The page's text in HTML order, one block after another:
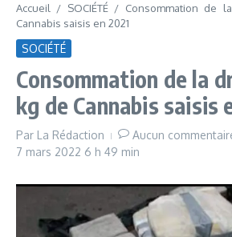
Accueil / SOCIÉTÉ/ Consommation de
Cannabis saisis en 2021
SOCIÉTÉ
Consommation de la
kg de Cannabis saisis
Par La Rédaction
Aucun
7 mars 2022 6 h 49 min